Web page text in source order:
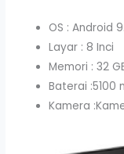
OS : Android
Layar : 8 Inci
Memori : 32
Baterai :5100
Kamera